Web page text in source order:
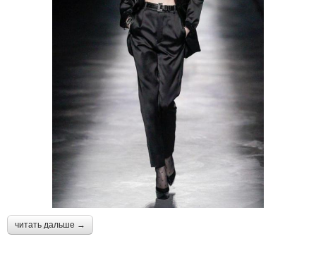
читать дальше →